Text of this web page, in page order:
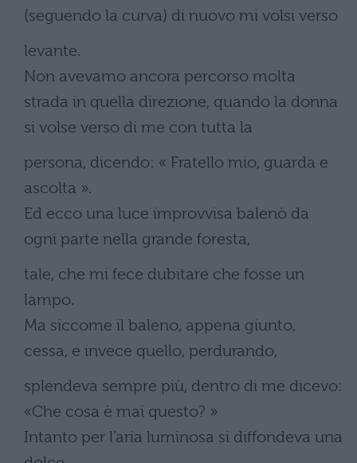
(seguendo la curva) di nuovo mi volsi verso
levante.
Non avevamo ancora percorso molta
strada in quella direzione, quando la donna
si volse verso di me con tutta la
persona, dicendo: « Fratello mio, guarda e
ascolta ».
Ed ecco una luce improvvisa balenò da
ogni parte nella grande foresta,
tale, che mi fece dubitare che fosse un
lampo.
Ma siccome il baleno, appena giunto,
cessa, e invece quello, perdurando,
splendeva sempre più, dentro di me dicevo:
«Che cosa è mai questo? »
Intanto per l’aria luminosa si diffondeva una